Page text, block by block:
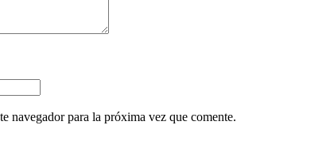
navegador para la próxima vez que comente.